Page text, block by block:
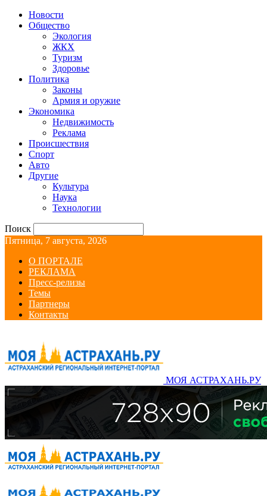
Новости
Общество
Экология
ЖКХ
Туризм
Здоровье
Политика
Законы
Армия и оружие
Экономика
Недвижимость
Реклама
Происшествия
Спорт
Авто
Другие
Культура
Наука
Технологии
Поиск
Пятница, 7 августа, 2026
О ПОРТАЛЕ
РЕКЛАМА
Пресс-релизы
Темы
Партнеры
Контакты
МОЯ АСТРАХАНЬ.РУ